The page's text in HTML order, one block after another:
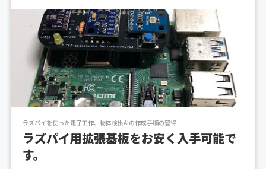
ラズパイを使った電子工作、物体検出AIの作成手順の習得
ラズパイ用拡張基板をお安く入手可能で
す。